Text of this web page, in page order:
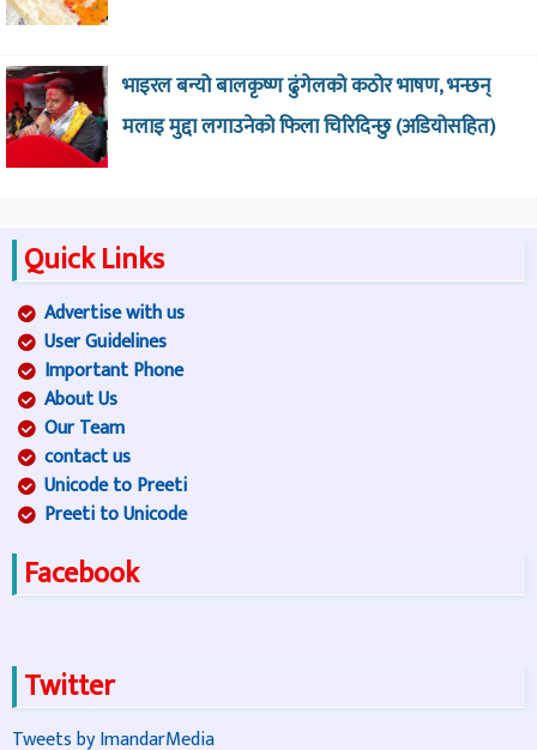
भाइरल बन्यो बालकृष्ण ढुंगेलको कठोर भाषण, भन्छन्
मलाइ मुद्दा लगाउनेको फिला चिरिदिन्छु (अडियोसहित)
Quick Links
Advertise with us
User Guidelines
Important Phone
About Us
Our Team
contact us
Unicode to Preeti
Preeti to Unicode
Facebook
Twitter
Tweets by ImandarMedia